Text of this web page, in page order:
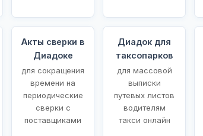
Акты сверки в
Диадоке
для сокращения
времени на
периодические
сверки с
поставщиками
Диадок для
таксопарков
для массовой
выписки
путевых листов
водителям
такси онлайн